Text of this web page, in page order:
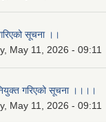
सूचना ।।
May 11, 2026 - 09:11
गरिएको सूचना ।।।।
May 11, 2026 - 09:11